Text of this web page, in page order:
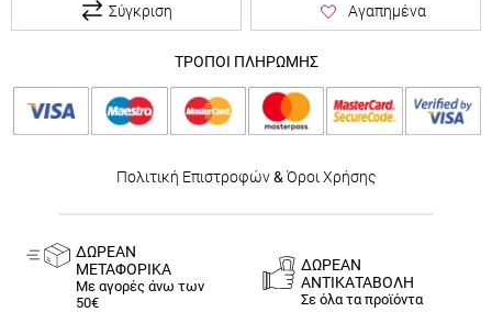
Σύγκριση Αγαπημένα
ΤΡΟΠΟΙ ΠΛΗΡΩΜΗΣ
Πολιτική Επιστροφών& Όροι Χρήσης
ΔΩΡΕΑΝ
ΜΕΤΑΦΟΡΙΚΑ
Με αγορές άνω των
50€
ΔΩΡΕΑΝ
ΑΝΤΙΚΑΤΑΒΟΛΗ
Σε όλα τα προϊόντα